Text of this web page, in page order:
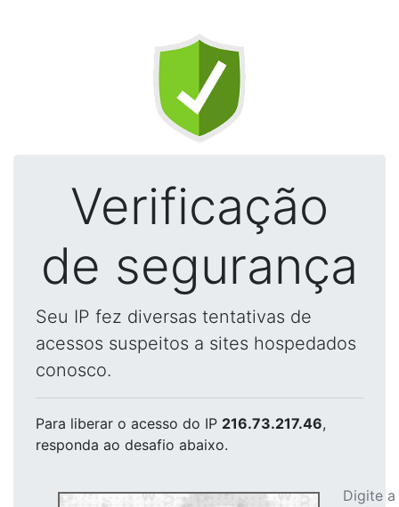
Verificação
de segurança
Seu IP fez diversas tentativas de
acessos suspeitos a sites hospedados
conosco.
Para liberar o acesso do IP 216.73.217.46,
responda ao desafio abaixo.
Digite